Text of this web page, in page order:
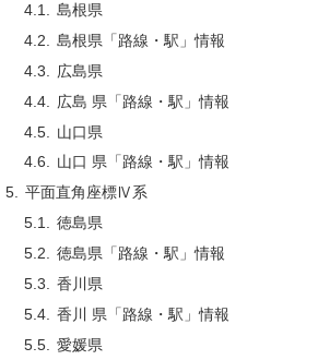
島根県
島根県「路線・駅」情報
広島県
広島 県「路線・駅」情報
山口県
山口 県「路線・駅」情報
平面直角座標Ⅳ系
徳島県
徳島県「路線・駅」情報
香川県
香川 県「路線・駅」情報
愛媛県